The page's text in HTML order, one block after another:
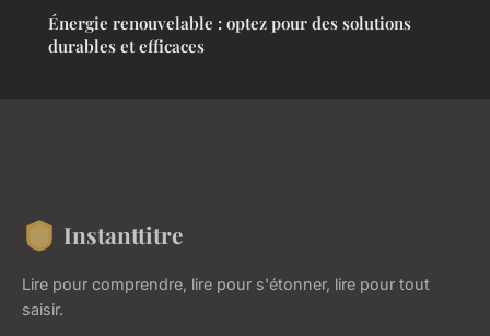
Énergie renouvelable : optez pour des solutions
durables et efficaces
Instanttitre
Lire pour comprendre, lire pour s'étonner, lire pour tout
saisir.